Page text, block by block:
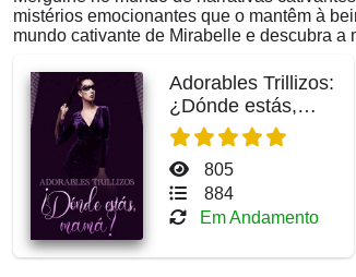
mistérios emocionantes que o mantêm à
mundo cativante de Mirabelle e descubra a
Adorables Trillizos:
¿Dónde estás,
mamá?
805
884
Em Andamento